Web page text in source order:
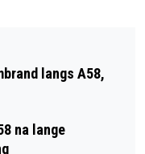
DIJK OP
CODE GEEL
langs A58,
na lange